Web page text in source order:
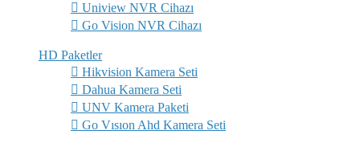
Uniview NVR Cihazı
Go Vision NVR Cihazı
HD Paketler
Hikvision Kamera Seti
Dahua Kamera Seti
UNV Kamera Paketi
Go Vısıon Ahd Kamera Seti